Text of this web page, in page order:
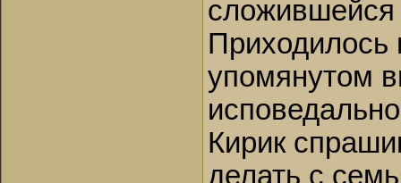
сложившейся
Приходилось
упомянутом
Кирик
делать с